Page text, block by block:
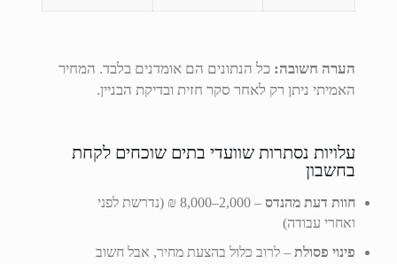
הערה חשובה: כל הנתונים הם אומדנים בלבד. המחיר
האמיתי ניתן רק לאחר סקר חזית ובדיקת הבניין.
עלויות נסתרות שוועדי בתים שוכחים לקחת
בחשבון
חוות דעת מהנדס
– 2,000–8,000 ₪ (נדרשת לפני
ואחרי עבודה)
פינוי פסולת– לרוב כלול בהצעת מחיר, אבל חשוב